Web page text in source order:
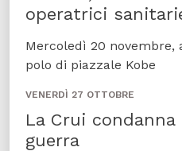
operatrici
Mercoledì 20 novembre,
polo di piazzale Kobe
VENERDÌ 27 OTTOBRE
La Crui
guerra